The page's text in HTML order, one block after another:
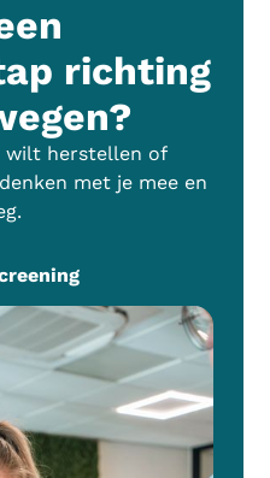
richting
wilt herstellen of
met je mee en